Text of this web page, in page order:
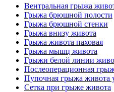
Вентральная грыжа
Грыжа брюшной полости
Грыжа брюшной стенки
Грыжа внизу живота
Грыжа живота паховая
Грыжа мышц живота
Грыжи белой линии
Послеоперационная
Пупочная грыжа живота
Сетка при грыже живота